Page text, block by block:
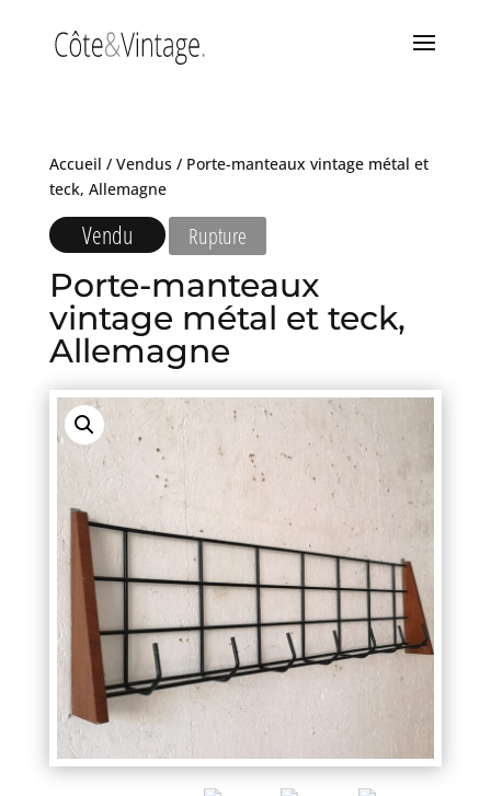
Accueil / Vendus/ Porte-manteaux vintage métal et
teck, Allemagne
Vendu Rupture
Porte-manteaux
vintage métal et teck,
Allemagne